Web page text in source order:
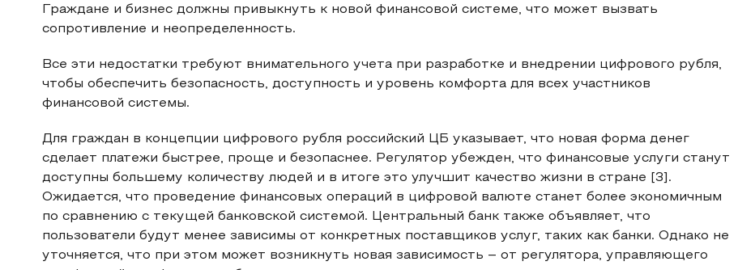
Граждане и бизнес должны привыкнуть к новой финансовой системе, что может вызвать
сопротивление и неопределенность.
Все эти недостатки требуют внимательного учета при разработке и внедрении цифрового рубля,
чтобы обеспечить безопасность, доступность и уровень комфорта для всех участников
финансовой системы.
Для граждан в концепции цифрового рубля российский ЦБ указывает, что новая форма денег
сделает платежи быстрее, проще и безопаснее. Регулятор убежден, что финансовые услуги станут
доступны большему количеству людей и в итоге это улучшит качество жизни в стране [3].
Ожидается, что проведение финансовых операций в цифровой валюте станет более экономичным
по сравнению с текущей банковской системой. Центральный банк также объявляет, что
пользователи будут менее зависимы от конкретных поставщиков услуг, таких как банки. Однако не
уточняется, что при этом может возникнуть новая зависимость – от регулятора, управляющего